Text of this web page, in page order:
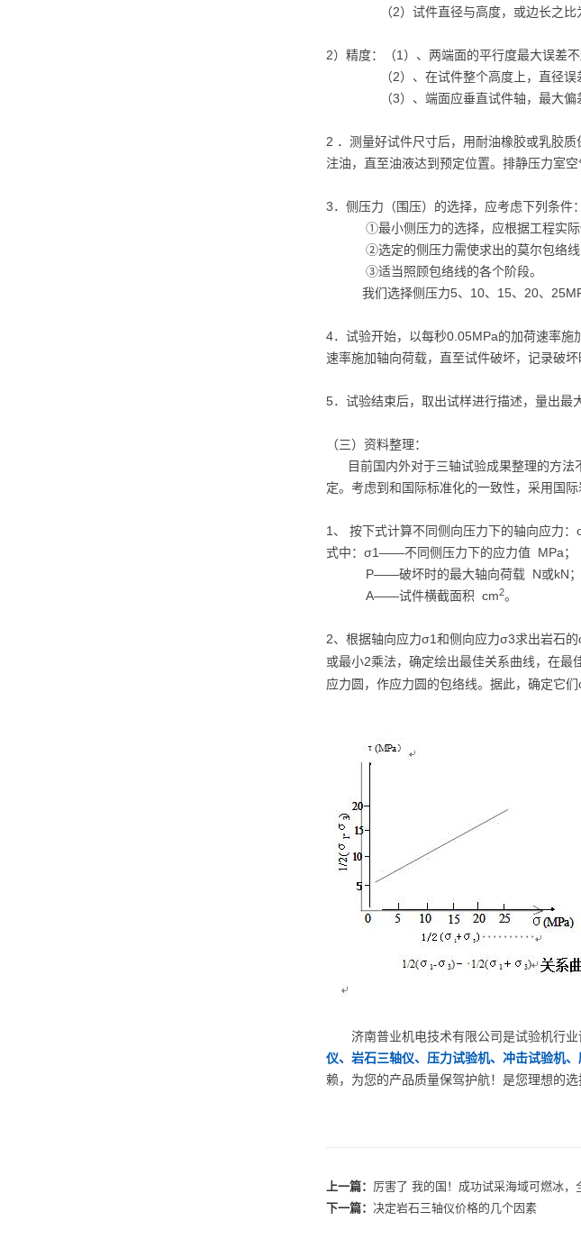
（2）试件直径与高度，或边长之比为
2）精度：（1）、两端面的平行度最大误差不
（2）、在试件整个高度上，直径误差
（3）、端面应垂直试件轴，最大偏差
2 ．测量好试件尺寸后，用耐油橡胶或乳胶
注油，直至油液达到预定位置。排静压力室
3．侧压力（围压）的选择，应考虑下列条件：
①最小侧压力的选择，应根据工程实际情
②选定的侧压力需使求出的莫尔包络线能
③适当照顾包络线的各个阶段。
我们选择侧压力5、10、15、20、
4．试验开始，以每秒0.05MPa的加荷速率
速率施加轴向荷载，直至试件破坏，记录破坏
5．试验结束后，取出试样进行描述，量出最
（三）资料整理：
目前国内外对于三轴试验成果整理的方法
定。考虑到和国际标准化的一致性，采用国
1、 按下式计算不同侧向压力下的轴向应力：
式中：σ1——不同侧压力下的应力值 MPa；
P——破坏时的最大轴向荷载 N或kN；
A——试件横截面积 cm2。
2、根据轴向应力σ1和侧向应力σ3求出岩石
或最小2乘法，确定绘出最佳关系曲线，在最
应力圆，作应力圆的包络线。据此，确定它们
济南普业机电技术有限公司是试验机行业
仪、岩石三轴仪、压力试验机、冲击试验机
赖，为您的产品质量保驾护航！是您理想的
上一篇： 厉害了 我的国！成功试采海域可燃冰，
下一篇： 决定岩石三轴仪价格的几个因素